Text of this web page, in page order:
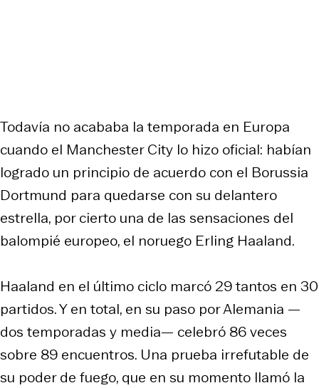
Todavía no acababa la temporada en Europa
cuando el Manchester City lo hizo oficial: habían
logrado un principio de acuerdo con el Borussia
Dortmund para quedarse con su delantero
estrella, por cierto una de las sensaciones del
balompié europeo, el noruego Erling Haaland.
Haaland en el último ciclo marcó 29 tantos en 30
partidos. Y en total, en su paso por Alemania —
dos temporadas y media— celebró 86 veces
sobre 89 encuentros. Una prueba irrefutable de
su poder de fuego, que en su momento llamó la